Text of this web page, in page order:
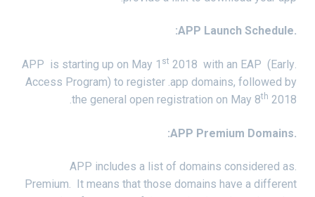
st2018 with an EAP (Early
Access Program) to register .app domains, followed by
the general open registration on May 8th2018.
.APP includes a list of domains considered as
Premium. It means that those domains have a different